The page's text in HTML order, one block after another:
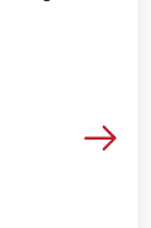
détails de la